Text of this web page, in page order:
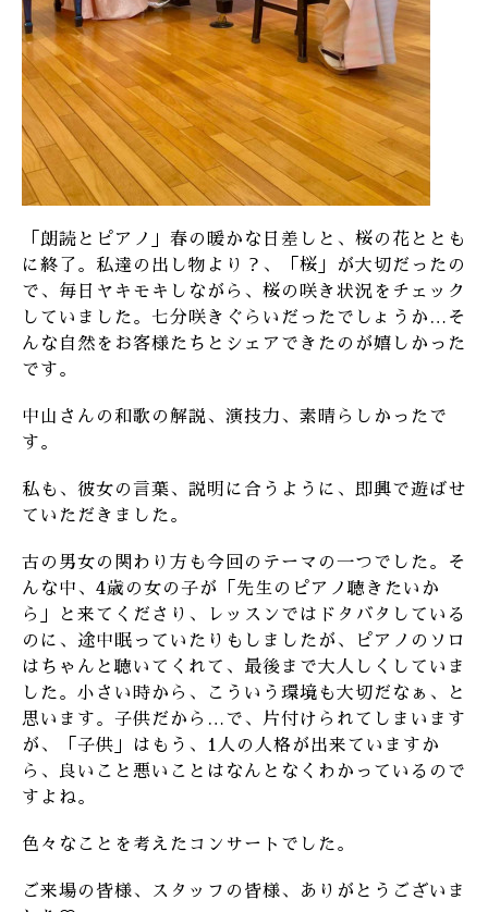
「朗読とピアノ」春の暖かな日差しと、桜の花ととも
に終了。私達の出し物より？、「桜」が大切だったの
で、毎日ヤキモキしながら、桜の咲き状況をチェック
していました。七分咲きぐらいだったでしょうか…そ
んな自然をお客様たちとシェアできたのが嬉しかった
です。
中山さんの和歌の解説、演技力、素晴らしかったで
す。
私も、彼女の言葉、説明に合うように、即興で遊ばせ
ていただきました。
古の男女の関わり方も今回のテーマの一つでした。そ
んな中、4歳の女の子が「先生のピアノ聴きたいか
ら」と来てくださり、レッスンではドタバタしている
のに、途中眠っていたりもしましたが、ピアノのソロ
はちゃんと聴いてくれて、最後まで大人しくしていま
した。小さい時から、こういう環境も大切だなぁ、と
思います。子供だから…で、片付けられてしまいます
が、「子供」はもう、1人の人格が出来ていますか
ら、良いこと悪いことはなんとなくわかっているので
すよね。
色々なことを考えたコンサートでした。
ご来場の皆様、スタッフの皆様、ありがとうございま